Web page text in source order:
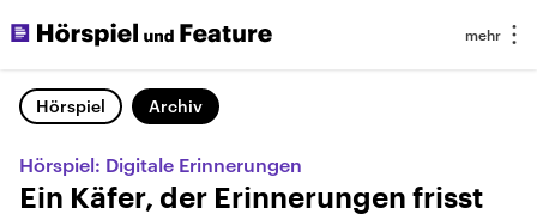
Hörspiel Archiv
Hörspiel: Digitale Erinnerungen
Ein Käfer, der Erinnerungen frisst